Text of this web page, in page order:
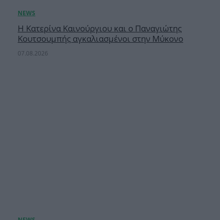
Η Κατερίνα Καινούργιου και ο Παναγιώτης
Κουτσουμπής αγκαλιασμένοι στην Μύκονο
07.08.2026